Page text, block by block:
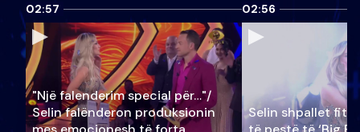
02:57
"Një falenderim special për…"/
Selin falënderon produksionin
02:56
Selin shpallet